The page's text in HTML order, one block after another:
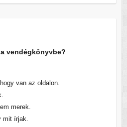
vendégkönyvbe?
van az oldalon.
merek.
mit írjak.